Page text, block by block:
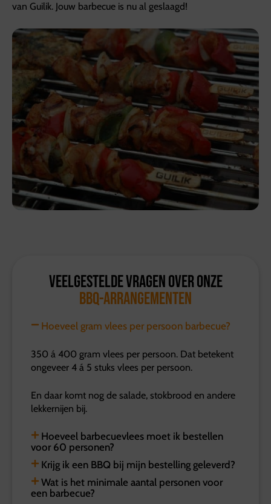
van Guilik. Jouw barbecue is nu al geslaagd!
Veelgestelde vragen over onze
BBQ-arrangementen
Hoeveel gram vlees per persoon barbecue?
350 á 400 gram vlees per persoon. Dat betekent
ongeveer 4 á 5 stuks vlees per persoon.
En daar komt nog de salade, stokbrood en andere
lekkernijen bij.
Hoeveel barbecuevlees moet ik bestellen
voor 60 personen?
Krijg ik een BBQ bij mijn bestelling geleverd?
Wat is het minimale aantal personen voor
een barbecue?